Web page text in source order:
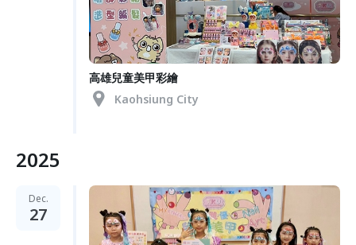
高雄兒童美甲彩繪
Kaohsiung City
2025
Dec.
27